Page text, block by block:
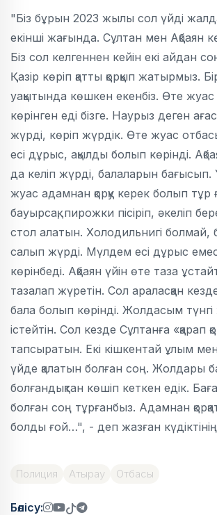
"Біз бұрын 2023 жылы сол үйді
екінші жағында. Сұлтан мен Ақбаян
Біз сол келгеннен кейін екі айдан
Қазір көріп қатты қорқып жатырмыз.
уақытында көшкен екенбіз. Өте
көрінген еді бізге. Наурыз деген
жүрді, көріп жүрдік. Өте жуас
есі дұрыс, ақылды болып көрінді.
да келіп жүрді, балаларын бағысып.
жуас адамнан қорқу керек болып тұр
бауырсақ, пирожки пісіріп, әкеліп
стол алатын. Холодильнигі болмай,
салып жүрді. Мүлдем есі дұрыс
көрінбеді. Ақбаян үйін өте таза
тазалап жүретін. Сол араласқан
бала болып көрінді. Жолдасым
істейтін. Сол кезде Сұлтанға «қарап
тапсыратын. Екі кішкентай ұлым
үйде қалатын болған соң. Жолдары
болғандықтан көшіп кеткен едік.
болған соң тұрғанбыз. Адамнан
болды ғой…", - деп жазған күдіктінің
Полиция Атырау Отбасы
Бөлісу: